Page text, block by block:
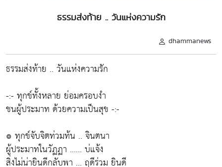
ธรรมส่งท้าย .. วันแห่งความรัก
dhammanews
ธรรมส่งท้าย .. วันแห่งความรัก
-:- ทุกข์ทั้งหลาย ย่อมครอบงำ
ชนผู้ประมาท ด้วยความเป็นสุข -:-
๏ ทุกข์จับจิตท่วมท้น .. จินตนา
ผู้ประมาทในวัฏฏา ...... บ่แจ้ง
สิ่งไม่น่ายินดีกลับพา ... ฤดีร่วม ยินดี